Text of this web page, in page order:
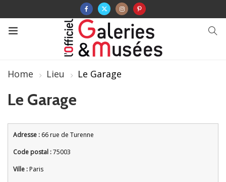
Home Lieu Le Garage
Le Garage
Adresse : 66 rue de Turenne
Code postal :75003
Ville :Paris